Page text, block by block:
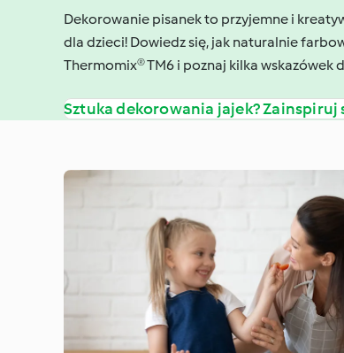
Dekorowanie pisanek to przyjemne i
dla dzieci! Dowiedz się, jak naturalnie
Thermomix® TM6 i poznaj kilka
Sztuka dekorowania jajek? Zainspiruj